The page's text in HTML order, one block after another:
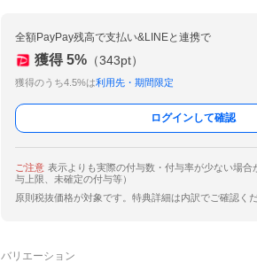
全額PayPay残高で支払い&LINEと連携で
獲得 5% （343pt）
獲得のうち4.5%は利用先・期間限定
ログインして確認
ご注意 表示よりも実際の付与数・付与率が少ない場合
与上限、未確定の付与等）
原則税抜価格が対象です。特典詳細は内訳でご確認くだ
バリエーション